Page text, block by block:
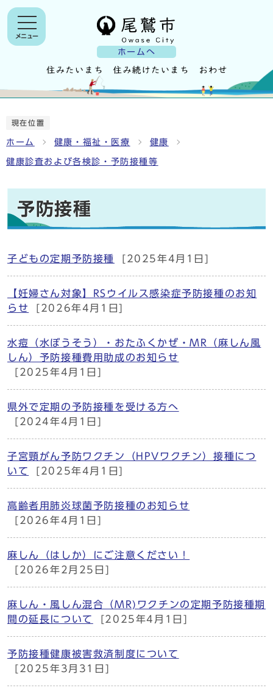
ホームへ
メニュー
現在位置
ホーム 健康・福祉・医療 健康
健康診査および各検診・予防接種等
予防接種
子どもの定期予防接種 [2025年4月1日]
【妊婦さん対象】RSウイルス感染症予防接種のお知
らせ
[2026年4月1日]
水痘（水ぼうそう）・おたふくかぜ・MR（麻しん風
しん）予防接種費用助成のお知らせ
[2025年4月1日]
県外で定期の予防接種を受ける方へ
[2024年4月1日]
子宮頸がん予防ワクチン（HPVワクチン）接種につ
いて
[2025年4月1日]
高齢者用肺炎球菌予防接種のお知らせ
[2026年4月1日]
麻しん（はしか）にご注意ください！
[2026年2月25日]
麻しん・風しん混合（MR)ワクチンの定期予防接種期
間の延長について
[2025年4月1日]
予防接種健康被害救済制度について
[2025年3月31日]